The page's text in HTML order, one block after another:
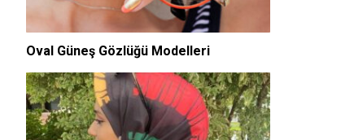
Oval Güneş Gözlüğü Modelleri